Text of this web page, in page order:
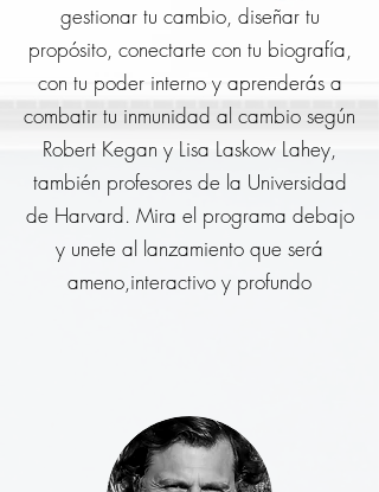
gestionar tu cambio, diseñar tu
propósito, conectarte con tu biografía,
con tu poder interno y aprenderás a
combatir tu inmunidad al cambio según
Robert Kegan y Lisa Laskow Lahey,
también profesores de la Universidad
de Harvard. Mira el programa debajo
y unete al lanzamiento que será
ameno,interactivo y profundo